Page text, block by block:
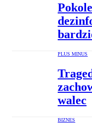
PLUS MINUS
walec
BIZNES